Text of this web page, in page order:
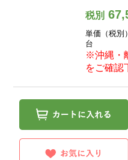
税別
単価（税
台
※沖縄・
をご確認